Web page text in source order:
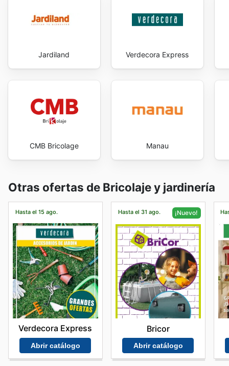
Jardiland Verdecora Express
CMB Bricolage Manau
Otras ofertas de Bricolaje y jardinería
Hasta el 15 ago.
Verdecora Express
Abrir catálogo
Hasta el 31 ago. ¡Nuevo!
Bricor
Abrir catálogo